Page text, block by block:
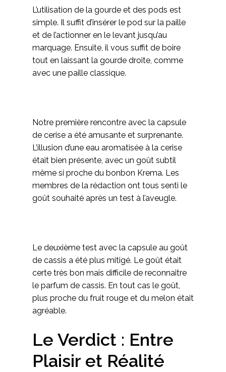
L’utilisation de la gourde et des pods est
simple. Il suffit d’insérer le pod sur la paille
et de l’actionner en le levant jusqu’au
marquage. Ensuite, il vous suffit de boire
tout en laissant la gourde droite, comme
avec une paille classique.
Notre première rencontre avec la capsule
de cerise a été amusante et surprenante.
L’illusion d’une eau aromatisée à la cerise
était bien présente, avec un goût subtil
même si proche du bonbon Krema. Les
membres de la rédaction ont tous senti le
goût souhaité après un test à l’aveugle.
Le deuxième test avec la capsule au goût
de cassis a été plus mitigé. Le goût était
certe très bon mais difficile de reconnaitre
le parfum de cassis. En tout cas le goût,
plus proche du fruit rouge et du melon était
agréable.
Le Verdict : Entre
Plaisir et Réalité